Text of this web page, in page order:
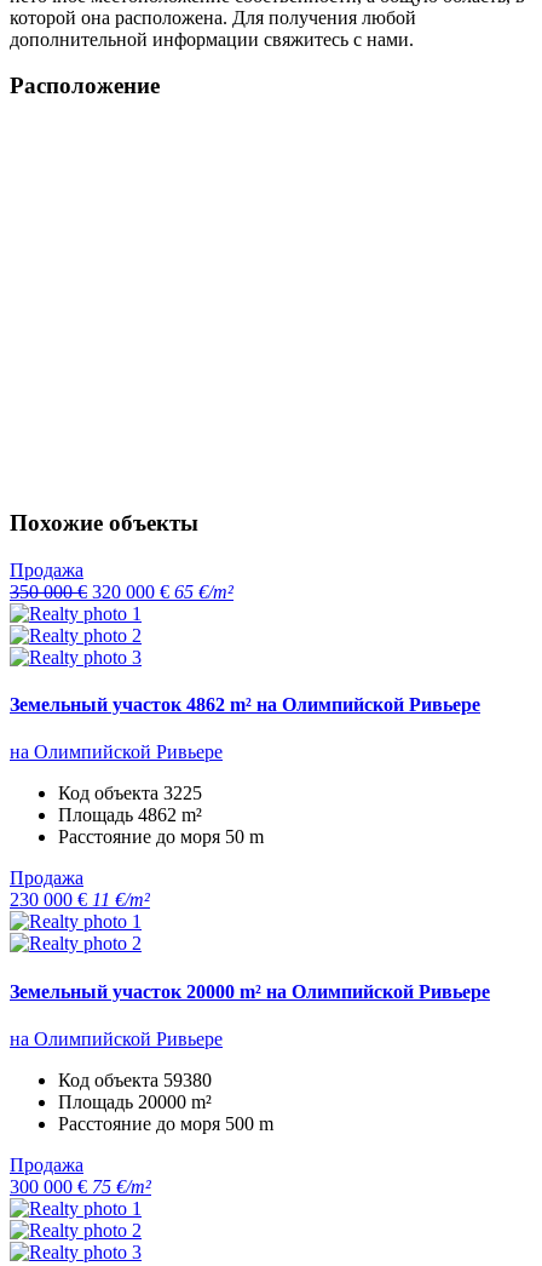
которой она расположена. Для получения любой
дополнительной информации свяжитесь с нами.
Расположение
Похожие объекты
Продажа
350 000 € 320 000 € 65 €/m²
Земельный участок 4862 m² на Олимпийской Ривьере
на Олимпийской Ривьере
Код объекта 3225
Площадь 4862 m²
Расстояние до моря 50 m
Продажа
230 000 € 11 €/m²
Земельный участок 20000 m² на Олимпийской Ривьере
на Олимпийской Ривьере
Код объекта 59380
Площадь 20000 m²
Расстояние до моря 500 m
Продажа
300 000 € 75 €/m²